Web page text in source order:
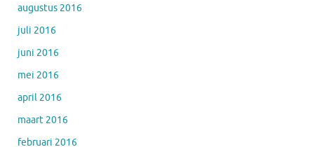
augustus 2016
juli 2016
juni 2016
mei 2016
april 2016
maart 2016
februari 2016